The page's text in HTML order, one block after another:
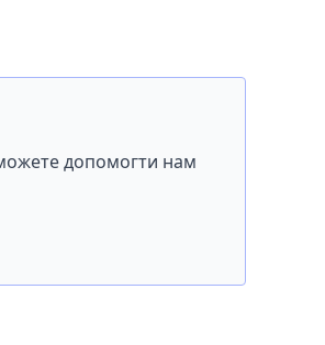
допомогти нам